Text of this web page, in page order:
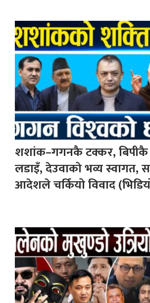
शशांक–गगनकै टक्कर, बिपीकै
लडाइँ, देउवाको भव्य स्वागत,
आदेशले चर्कियो विवाद